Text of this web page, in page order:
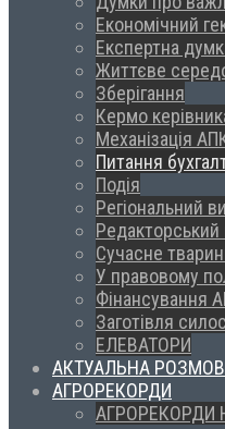
Економічний
Експертна
Життєве
Зберігання
Кермо
Механізація
Питання
Подія
Регіональний
Редакторський
Сучасне
У правовому
Фінансування
Заготівля
ЕЛЕВАТОРИ
АКТУАЛЬНА
АГРОРЕКОРДИ
АГРОРЕКОРДИ